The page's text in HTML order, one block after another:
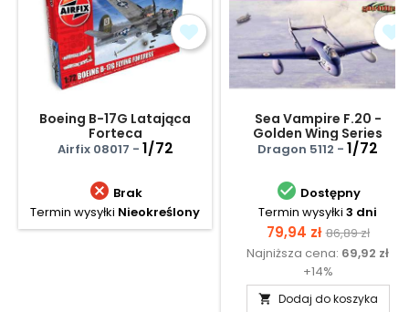
Boeing B-17G Latająca
Forteca
Airfix 08017 - 1/72
 Brak
Termin wysyłki Nieokreślony
Sea Vampire F.20 -
Golden Wing Series
Dragon 5112 - 1/72
 Dostępny
Termin wysyłki 3 dni
Cena
79,94 zł Cena
86,89 zł
Najniższa cena: 69,92 zł
+14%
 Dodaj do koszyka